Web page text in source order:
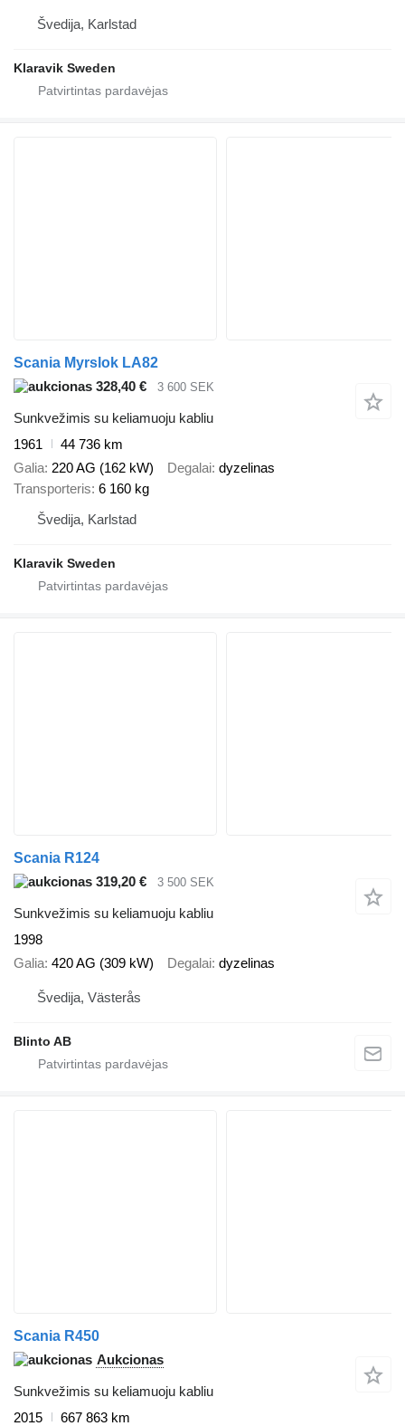
Švedija, Karlstad
Klaravik Sweden
Scania Myrslok LA82
328,40 €
3 600 SEK
Sunkvežimis su keliamuoju kabliu
1961
44 736 km
Galia 220 AG (162 kW) Degalai dyzelinas
Transporteris 6 160 kg
Švedija, Karlstad
Klaravik Sweden
Scania R124
319,20 €
3 500 SEK
Sunkvežimis su keliamuoju kabliu
1998
Galia 420 AG (309 kW) Degalai dyzelinas
Švedija, Västerås
Blinto AB
Scania R450
Aukcionas
Sunkvežimis su keliamuoju kabliu
2015
667 863 km